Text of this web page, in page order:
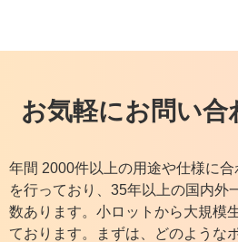
お気軽にお問い
年間 2000件以上の用途や仕様に
を行っており、35年以上の国内外
数あります。小ロットから大規模
ております。まずは、どのような